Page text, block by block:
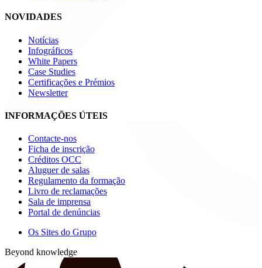
NOVIDADES
Notícias
Infográficos
White Papers
Case Studies
Certificações e Prémios
Newsletter
INFORMAÇÕES ÚTEIS
Contacte-nos
Ficha de inscrição
Créditos OCC
Aluguer de salas
Regulamento da formação
Livro de reclamações
Sala de imprensa
Portal de denúncias
Os Sites do Grupo
Beyond knowledge